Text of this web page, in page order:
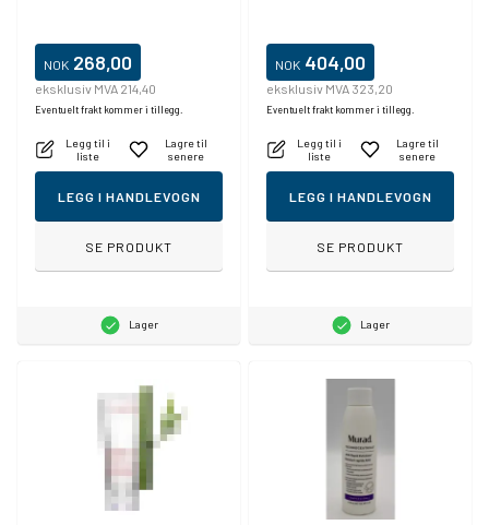
NOK 268,00
eksklusiv MVA 214,40
Eventuelt frakt kommer i tillegg.
Legg til i
liste
Lagre til
senere
LEGG I HANDLEVOGN
SE PRODUKT
Lager
NOK 404,00
eksklusiv MVA 323,20
Eventuelt frakt kommer i tillegg.
Legg til i
liste
Lagre til
senere
LEGG I HANDLEVOGN
SE PRODUKT
Lager